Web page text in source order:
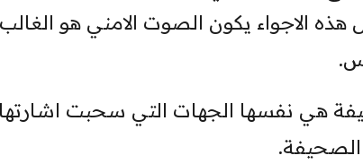
الاجواء يكون الصوت الامني هو
هي نفسها الجهات التي سحبت اشارتها
الصحيفة.